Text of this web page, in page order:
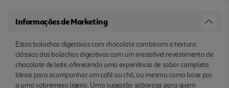
Informações de Marketing
Estas bolachas digestivas com chocolate combinam a textura
clássica das bolachas digestivas com um irresistível revestimento de
chocolate de leite, oferecendo uma experiência de sabor completa.
Ideais para acompanhar um café ou chá, ou mesmo como base par
a uma sobremesa ligeira. Uma sugestão saborosa para quem